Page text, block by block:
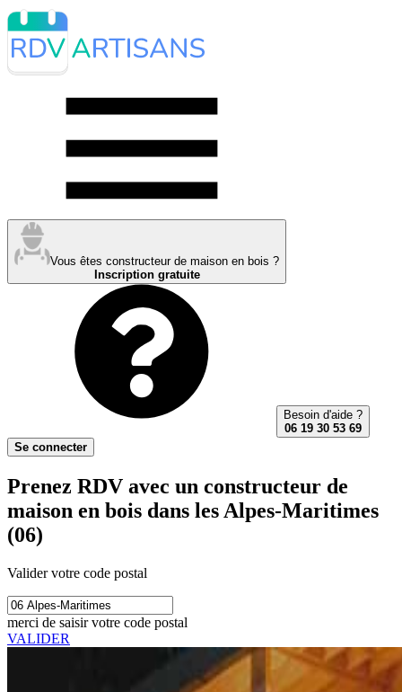
Vous êtes constructeur de maison en bois ?
Inscription gratuite
Besoin d'aide ?
06 19 30 53 69
Se connecter
Prenez RDV avec un constructeur de
maison en bois dans les Alpes-Maritimes
(06)
Valider votre code postal
merci de saisir votre code postal
VALIDER